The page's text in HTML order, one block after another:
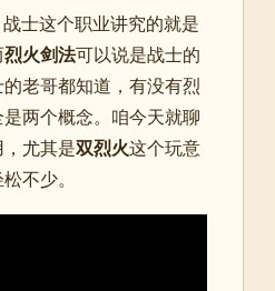
士这个职业讲究的就是
烈火剑法可以说是战士的
老哥都知道，有没有烈
两个概念。咱今天就聊
尤其是双烈火这个玩意
不少。